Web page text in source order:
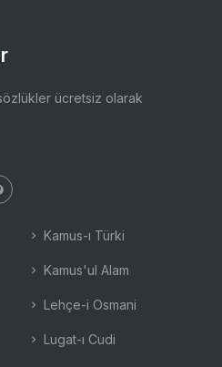
sözlükler ücretsiz olarak
Kamus-ı Türki
Kamus'ul Alam
Lehçe-i Osmani
Lugat-ı Cudi